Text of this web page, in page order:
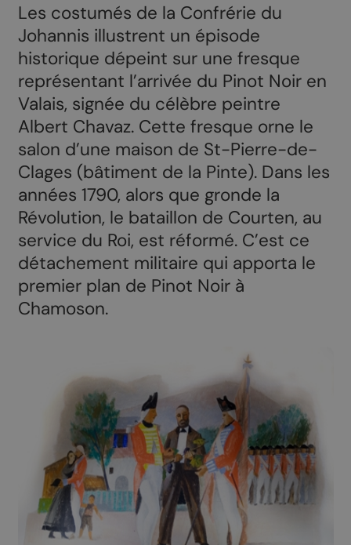
Les costumés de la Confrérie du
Johannis illustrent un épisode
historique dépeint sur une fresque
représentant l’arrivée du Pinot Noir en
Valais, signée du célèbre peintre
Albert Chavaz. Cette fresque orne le
salon d’une maison de St-Pierre-de-
Clages (bâtiment de la Pinte). Dans les
années 1790, alors que gronde la
Révolution, le bataillon de Courten, au
service du Roi, est réformé. C’est ce
détachement militaire qui apporta le
premier plan de Pinot Noir à
Chamoson.